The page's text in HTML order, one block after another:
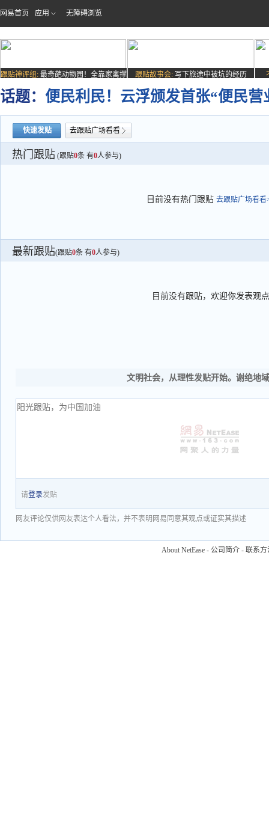
网易首页 应用 无障碍浏览
跟贴神评组: 最奇葩动物园！全靠家禽撑
场子
跟贴故事会: 写下旅途中被坑的经历
话题： 便民利民！云浮颁发首张“便民营
快速发贴 去跟贴广场看看
热门跟贴 (跟贴0条 有0人参与)
目前没有热门跟贴 去跟贴广场看看
最新跟贴(跟贴0条 有0人参与)
目前没有跟贴，欢迎你发表观点
文明社会，从理性发贴开始。谢绝地
请登录发贴
网友评论仅供网友表达个人看法，并不表明网易同意其观点或证实其描述
About NetEase - 公司简介 - 联系方